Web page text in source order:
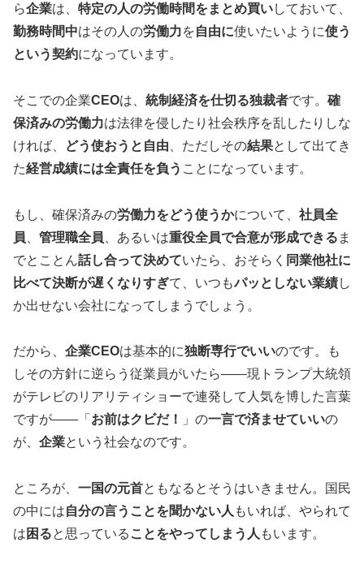
ら企業は、 特定の人の労働時間をまとめ買いしておいて、
勤務時間中はその人の労働力を自由に使いたいように使う
という契約になっています。
そこでの企業CEOは、 統制経済を仕切る独裁者です。 確
保済みの労働力は法律を侵したり社会秩序を乱したりしな
ければ、
どう使おうと自由 、ただしその結果として出てき
た経営成績には全責任を負う ことになっています。
もし、確保済みの労働力をどう使うかについて、 社員全
員
管理職全員 、あるいは重役全員で合意が形成できる ま
でとことん話し合って決めていたら、おそらく 同業他社に
比べて決断が遅くなりすぎて、いつもパッとしない業績し
か出せない会社になってしまうでしょう。
だから、 企業CEOは基本的に独断専行でいいのです。も
しその方針に逆らう従業員がいたら――現トランプ大統領
がテレビのリアリティショーで連発して人気を博した言葉
ですが――「 お前はクビだ！ 」の一言で済ませていいの
が、 企業という社会なのです。
ところが、 一国の元首ともなるとそうはいきません。国民
の中には自分の言うことを聞かない人 もいれば、やられて
は 困ると思っている ことをやってしまう人 もいます。